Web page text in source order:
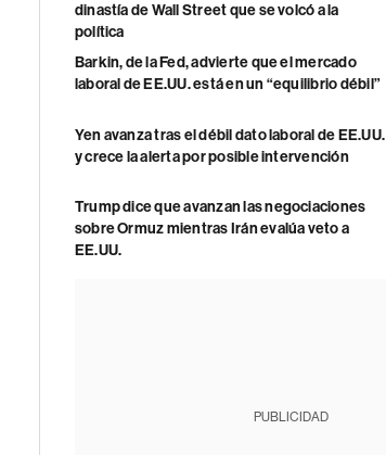
dinastía de Wall Street que se volcó a la
política
Barkin, de la Fed, advierte que el mercado
laboral de EE.UU. está en un “equilibrio débil”
Yen avanza tras el débil dato laboral de EE.UU.
y crece la alerta por posible intervención
Trump dice que avanzan las negociaciones
sobre Ormuz mientras Irán evalúa veto a
EE.UU.
PUBLICIDAD